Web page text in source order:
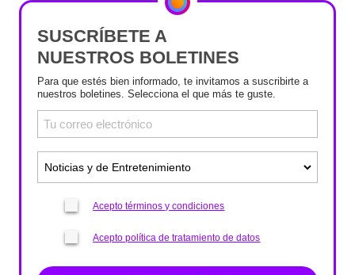
SUSCRÍBETE A
NUESTROS BOLETINES
Para que estés bien informado, te invitamos a suscribirte a
nuestros boletines. Selecciona el que más te guste.
Acepto términos y condiciones
Acepto política de tratamiento de datos